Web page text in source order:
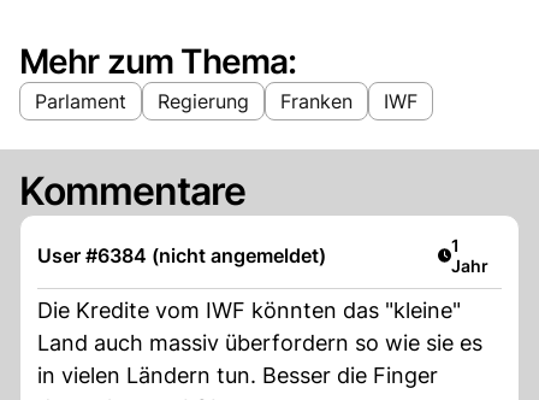
Mehr zum Thema:
Parlament Regierung Franken IWF
Kommentare
User #6384 (nicht angemeldet) Artikel
1
Jahr
Die Kredite vom IWF könnten das "kleine"
Land auch massiv überfordern so wie sie es
in vielen Ländern tun. Besser die Finger